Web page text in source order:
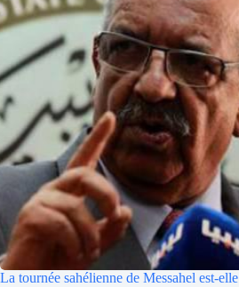
La tournée sahélienne de Messahel est-